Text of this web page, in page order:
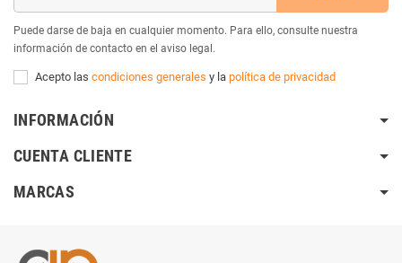
Puede darse de baja en cualquier momento. Para ello, consulte nuestra
información de contacto en el aviso legal.
Acepto las condiciones generales y la política de privacidad
INFORMACIÓN
CUENTA CLIENTE
MARCAS